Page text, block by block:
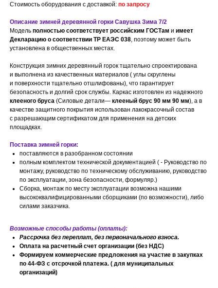
Стоимость оборудования с доставкой: по запросу
Описание зимней деревянной горки Савушка Зима 7/2
Модель полностью соответствует российским ГОСТам и имеет
Декларацию о соответствии ТР ЕАЭС 038, поэтому может быть
установлена в общественных местах.
Конструкция зимних деревянный горок тщательно спроектирована
и выполнена из качественных материалов ( углы скруглены
и поверхности тщательно отшлифованы), что гарантирует
безопасность и долгий срок службы. Каркас изготовлен из надежного
клееного бруса (Силовые детали— клееный брус 90 мм 90 мм), а в
качестве защитного покрытия использован лакокрасочный состав
с разрешающим сертификатом для применения на детских
площадках.
Поставка зимней горки:
поставляются в разобранном состоянии
полным комплектом технической документацией ( - Руководство по
монтажу, руководство по техническому обслуживанию, руководство
по эксплуатации, зона безопасности, формуляр.)
Сборка, монтаж по месту эксплуатации возможна нашими
высококвалифицированными сборщиками (по возможности), либо
силами заказчика.
Возможные способы работы (оплаты):
Рассрочка без переплат, без первоначального взноса.
Оплата на расчетный счет организации (без НДС)
Формируем коммерческие предложения на участие в закупках
по 44-ФЗ с отсрочкой платежа. ( для муниципальных
организаций)